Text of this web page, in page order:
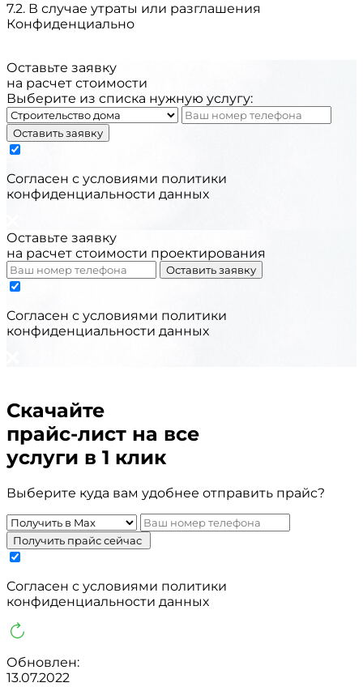
7.2. В случае утраты или разглашения
Конфиденциально
Оставьте заявку
на расчет стоимости
Выберите из списка нужную услугу:
Оставить заявку
Cогласен с условиями политики
конфиденциальности данных
Оставьте заявку
на расчет стоимости проектирования
Оставить заявку
Cогласен с условиями политики
конфиденциальности данных
Скачайте
прайс-лист на все
услуги в 1 клик
Выберите куда вам удобнее отправить прайс?
Получить прайс сейчас
Cогласен с условиями политики
конфиденциальности данных
Обновлен:
13.07.2022